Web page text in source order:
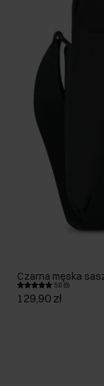
Czarna męska
5.0 (6)
129,90 zł